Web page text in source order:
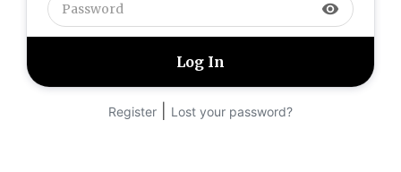
visibility
Register Lost your password?